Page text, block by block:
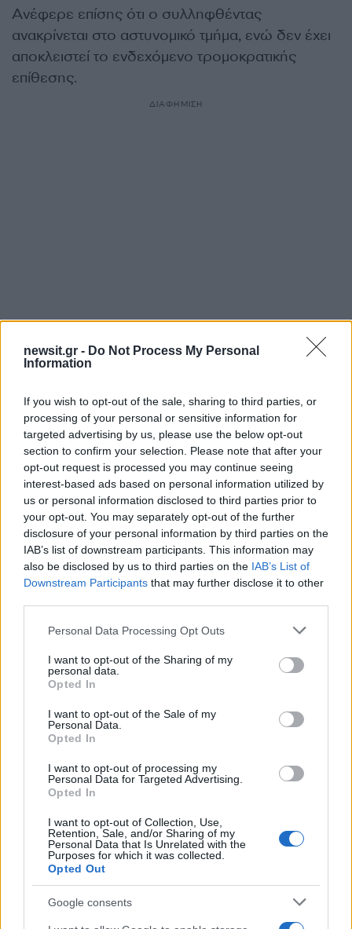
newsit.gr - Do Not Process My Personal
Information
If you wish to opt-out of the sale, sharing to third parties, or
processing of your personal or sensitive information for
targeted advertising by us, please use the below opt-out
section to confirm your selection. Please note that after your
opt-out request is processed you may continue seeing
interest-based ads based on personal information utilized by
us or personal information disclosed to third parties prior to
your opt-out. You may separately opt-out of the further
disclosure of your personal information by third parties on the
IAB’s list of downstream participants. This information may
also be disclosed by us to third parties on the IAB’s List of
Downstream Participants that may further disclose it to other
Please note that this website/app uses one or more Google
not limited to your visit or usage behaviour. You may click to
grant or deny consent to Google and its third-party tags to
use your data for below specified purposes in below Google
consent section.
Personal Data Processing Opt Outs
I want to opt-out of the Sharing of my
personal data.
Opted In
I want to opt-out of the Sale of my
Personal Data.
Opted In
I want to opt-out of processing my
Personal Data for Targeted Advertising.
Opted In
I want to opt-out of Collection, Use,
Retention, Sale, and/or Sharing of my
Personal Data that Is Unrelated with the
Purposes for which it was collected.
Opted Out
Google consents
Ανέφερε επίσης ότι ο συλληφθέντας
ανακρίνεται στο αστυνομικό τμήμα, ενώ δεν έχει
αποκλειστεί το ενδεχόμενο τρομοκρατικής
επίθεσης.
ΔΙΑΦΗΜΙΣΗ
Σχόλια
Σχολίασε εδώ
50 /50
Υποβολή σχολίου
. Το site προστατεύεται από reCAPTCHA, ισχύουν
Αν τα χάσατε
Μήλος: Οι «γκρίζες ζώνες»
του νόμου για την
προσγείωση του
ελικοπτέρου στο
Σαρακήνικο
«Εκρηκτικό
σήμερα με ανέμους
μποφόρ και
στους 39°C - Την
υποχωρεί ο